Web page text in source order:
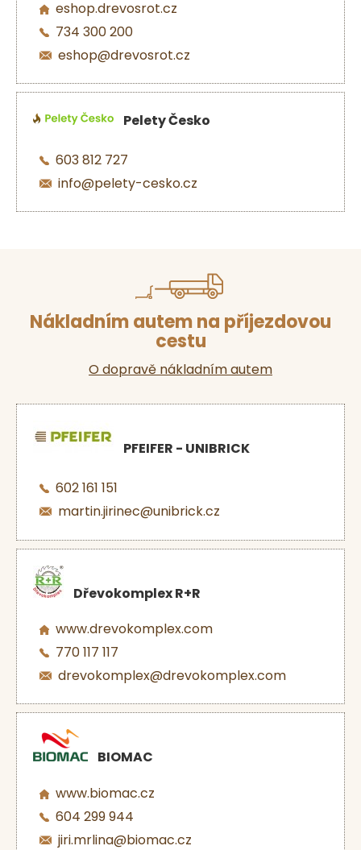
eshop.drevosrot.cz
734 300 200
eshop@drevosrot.cz
Pelety Česko
603 812 727
info@pelety-cesko.cz
Nákladním autem na příjezdovou
cestu
O dopravě nákladním autem
PFEIFER - UNIBRICK
602 161 151
martin.jirinec@unibrick.cz
Dřevokomplex R+R
www.drevokomplex.com
770 117 117
drevokomplex@drevokomplex.com
BIOMAC
www.biomac.cz
604 299 944
jiri.mrlina@biomac.cz